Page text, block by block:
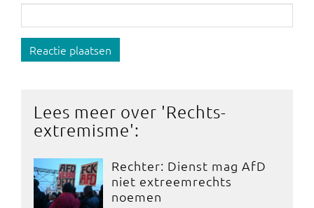
Reactie plaatsen
Lees meer over 'Rechts-
extremisme':
Rechter: Dienst mag AfD
niet extreemrechts
noemen